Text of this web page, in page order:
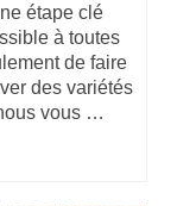
étape clé
à toutes
de faire
des variétés
vous …